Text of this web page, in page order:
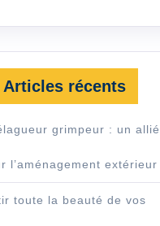
Articles récents
grimpeur : un allié
l’aménagement extérieur
toute la beauté de vos